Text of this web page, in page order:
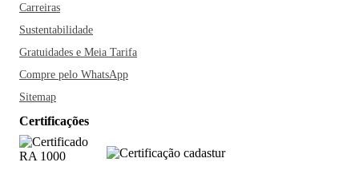
Carreiras
Sustentabilidade
Gratuidades e Meia Tarifa
Compre pelo WhatsApp
Sitemap
Certificações